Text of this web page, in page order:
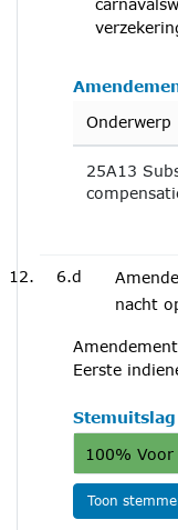
Onderwerp
25A13
6.d
nacht
Eerste
Stemuitslag
100% Voor
Toon